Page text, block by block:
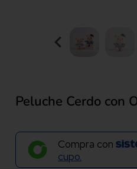
Peluche Cerdo con
Compra con
cupo.